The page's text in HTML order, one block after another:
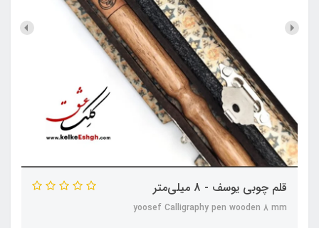
قلم چوبی یوسف - 8 میلی‌متر
yoosef Calligraphy pen wooden 8 mm